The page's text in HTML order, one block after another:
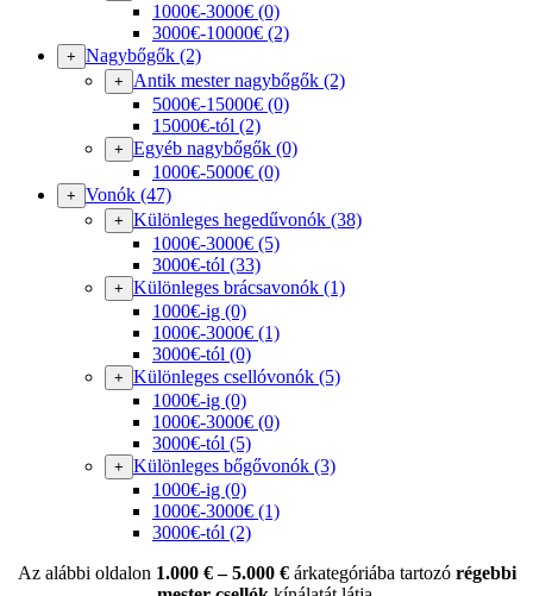
1000€-3000€ (0)
3000€-10000€ (2)
+ Nagybőgők (2)
+ Antik mester nagybőgők (2)
5000€-15000€ (0)
15000€-tól (2)
+ Egyéb nagybőgők (0)
1000€-5000€ (0)
+ Vonók (47)
+ Különleges hegedűvonók (38)
1000€-3000€ (5)
3000€-tól (33)
+ Különleges brácsavonók (1)
1000€-ig (0)
1000€-3000€ (1)
3000€-tól (0)
+ Különleges csellóvonók (5)
1000€-ig (0)
1000€-3000€ (0)
3000€-tól (5)
+ Különleges bőgővonók (3)
1000€-ig (0)
1000€-3000€ (1)
3000€-tól (2)
Az alábbi oldalon 1.000 € – 5.000 €árkategóriába tartozórégebbi